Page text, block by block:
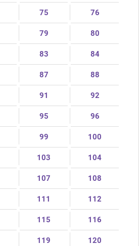
75 76
79 80
83 84
87 88
91 92
95 96
99 100
103 104
107 108
111 112
115 116
119 120